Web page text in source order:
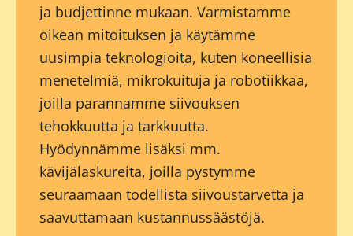
ja budjettinne mukaan. Varmistamme
oikean mitoituksen ja käytämme
uusimpia teknologioita, kuten koneellisia
menetelmiä, mikrokuituja ja robotiikkaa,
joilla parannamme siivouksen
tehokkuutta ja tarkkuutta.
Hyödynnämme lisäksi mm.
kävijälaskureita, joilla pystymme
seuraamaan todellista siivoustarvetta ja
saavuttamaan kustannussäästöjä.